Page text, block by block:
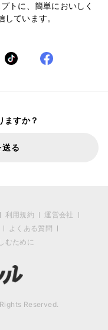
トに、簡単においしく
ています。
ますか？
る
利用規約
運営会社
よくある質問
むために
Reserved.